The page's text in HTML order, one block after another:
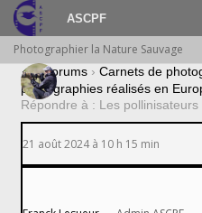
ASCPF
Photographier la Nature Sauvage
› Forums › Carnets de
photographies réalisés en
Répondre à : Les pollinisateurs
21 août 2024 à 10 h 15 min